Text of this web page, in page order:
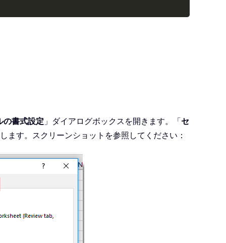
の書式設定 」ダイアログボックスを開きます。「セ
ます。スクリーンショットを参照してください：